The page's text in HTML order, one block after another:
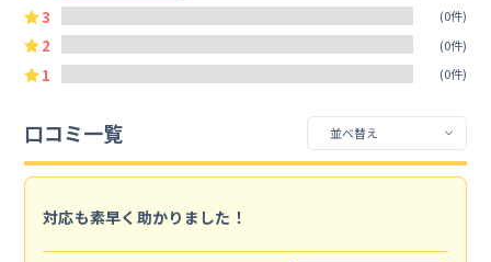
3 (0件)
2 (0件)
1 (0件)
口コミ一覧
対応も素早く助かりました！